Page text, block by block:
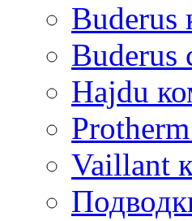
Buderus
Buderus
Hajdu
Vaillant